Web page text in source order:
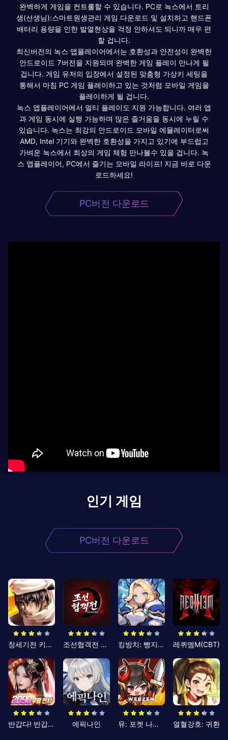
완벽하게 게임을 컨트롤할 수 있습니다. PC로 녹스에서 토리
샘(선생님):스마트원생관리 게임 다운로드 및 설치하고 핸드폰
배터리 용량을 인한 발열현상을 걱정 안하셔도 되니까 매우 편
할 겁니다.
최신버전의 녹스 앱플레이어에서는 호환성과 안전성이 완벽한
안드로이드 7버전을 지원되며 완벽한 게임 플레이 만나게 될
겁니다. 게임 유저의 입장에서 설정된 맞춤형 가상키 세팅을
통해서 마침 PC 게임 플레이하고 있는 것처럼 모바일 게임을
플레이하게 될 겁니다.
녹스 앱플레이어에서 멀티 플레이도 지원 가능합니다. 여러 앱
과 게임 동시에 실행 가능하며 많은 즐거움을 동시에 누릴 수
있습니다. 녹스는 최강의 안드로이드 모바일 에뮬레이터로써
AMD, Intel 기기와 완벽한 호환성을 가지고 있기에 부드럽고
가벼운 녹스에서 최상의 게임 체험 만나볼수 있을 겁니다. 녹
스 앱플레이어, PC에서 즐기는 모바일 라이프! 지금 바로 다운
로드하세요!
PC버전 다운로드
인기 게임
PC버전 다운로드
창세기전 키우기 조선협객전 클래식 킹방치: 빵지의 제왕 레퀴엠M(CBT)
반갑다! 반갑삼국지 에픽나인 뮤: 포켓 나이츠 열혈강호: 귀환